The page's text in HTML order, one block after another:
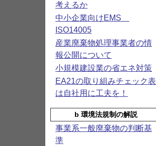
考えるか
中小企業向けEMS
ISO14005
産業廃棄物処理事業者の情
報公開について
小規模建設業の省エネ対策
EA21の取り組みチェック表
は自社用に工夫を！
b 環境法規制の解説
事業系一般廃棄物の判断基
準